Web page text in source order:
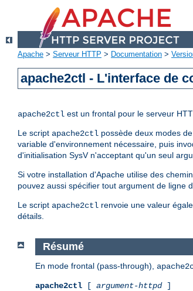
Apache > Serveur HTTP > Documentation >
apache2ctl - L'interface de
apache2ctl est un frontal pour le serveur
Le script apache2ctl possède deux modes
variable d'environnement nécessaire, puis
d'initialisation SysV n'acceptant qu'un seul
Si votre installation d'Apache utilise des
pouvez aussi spécifier tout argument de ligne
Le script apache2ctl renvoie une valeur
détails.
Résumé
En mode frontal (pass-through),
apache2ctl [ argument-httpd]